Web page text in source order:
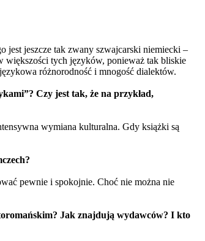
jest jeszcze tak zwany szwajcarski niemiecki –
większości tych języków, ponieważ tak bliskie
różnorodność i mnogość dialektów.
Czy jest tak, że na przykład,
wymiana kulturalna. Gdy książki są
pewnie i spokojnie. Choć nie można nie
Jak znajdują wydawców? I kto